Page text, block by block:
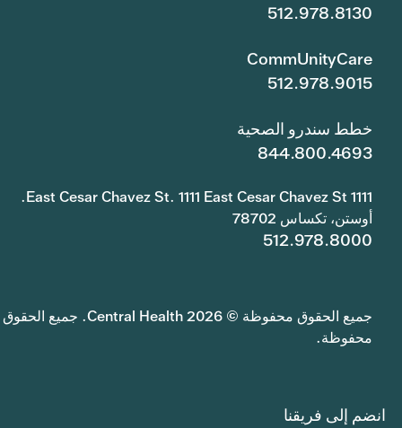
512.978.8130
CommUnityCare
512.978.9015
خطط سندرو الصحية
844.800.4693
1111 East Cesar Chavez St. 1111 East Cesar Chavez St.
أوستن، تكساس 78702
512.978.8000
جميع الحقوق محفوظة © 2026 Central Health. جميع الحقوق
محفوظة.
انضم إلى فريقنا